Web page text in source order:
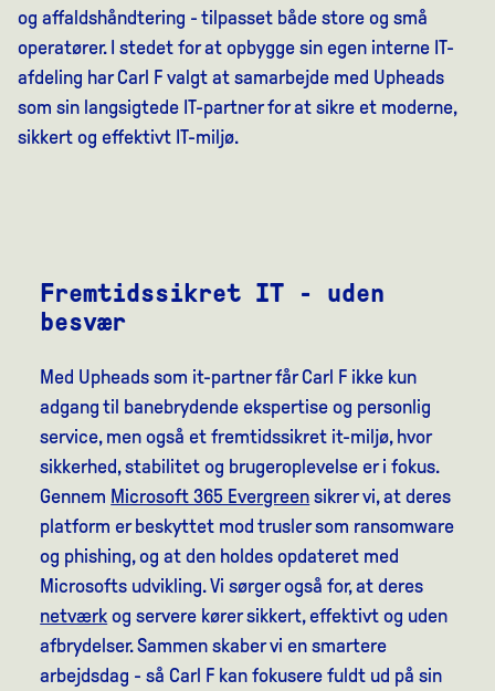
og affaldshåndtering - tilpasset både store og små
operatører. I stedet for at opbygge sin egen interne IT-
afdeling har Carl F valgt at samarbejde med Upheads
som sin langsigtede IT-partner for at sikre et moderne,
sikkert og effektivt IT-miljø.
Fremtidssikret IT - uden
besvær
Med Upheads som it-partner får Carl F ikke kun
adgang til banebrydende ekspertise og personlig
service, men også et fremtidssikret it-miljø, hvor
sikkerhed, stabilitet og brugeroplevelse er i fokus.
Gennem Microsoft 365 Evergreen sikrer vi, at deres
platform er beskyttet mod trusler som ransomware
og phishing, og at den holdes opdateret med
Microsofts udvikling. Vi sørger også for, at deres
netværk og servere kører sikkert, effektivt og uden
afbrydelser. Sammen skaber vi en smartere
arbejdsdag - så Carl F kan fokusere fuldt ud på sin